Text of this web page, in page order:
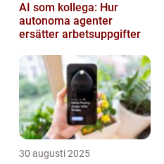
AI som kollega: Hur
autonoma agenter
ersätter arbetsuppgifter
30 augusti 2025